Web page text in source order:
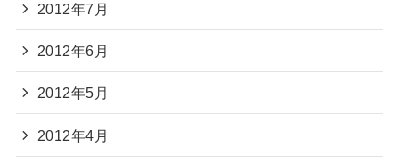
2012年7月
2012年6月
2012年5月
2012年4月